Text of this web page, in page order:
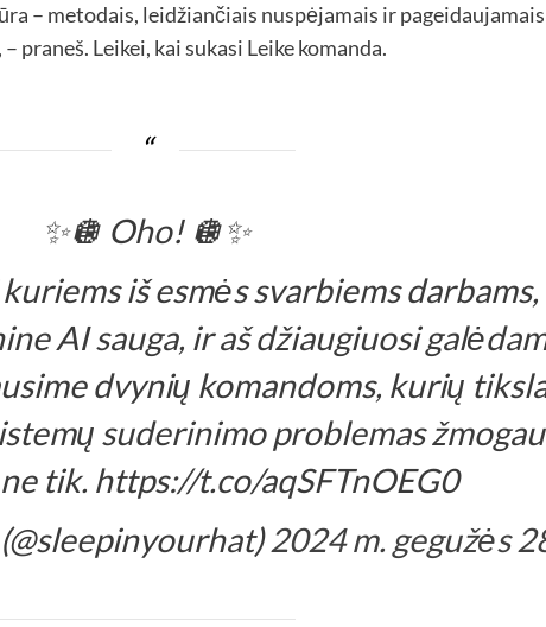
– metodais, leidžiančiais nuspėjamais ir
Leikei, kai sukasi Leike komanda.
✨🪩 Oho! 🪩✨
iš esmės svarbiems darbams,
AI sauga, ir aš džiaugiuosi
dvynių komandoms, kurių
suderinimo problemas
tik. https://t.co/aqSFTnOEG0
2024 m. gegužės